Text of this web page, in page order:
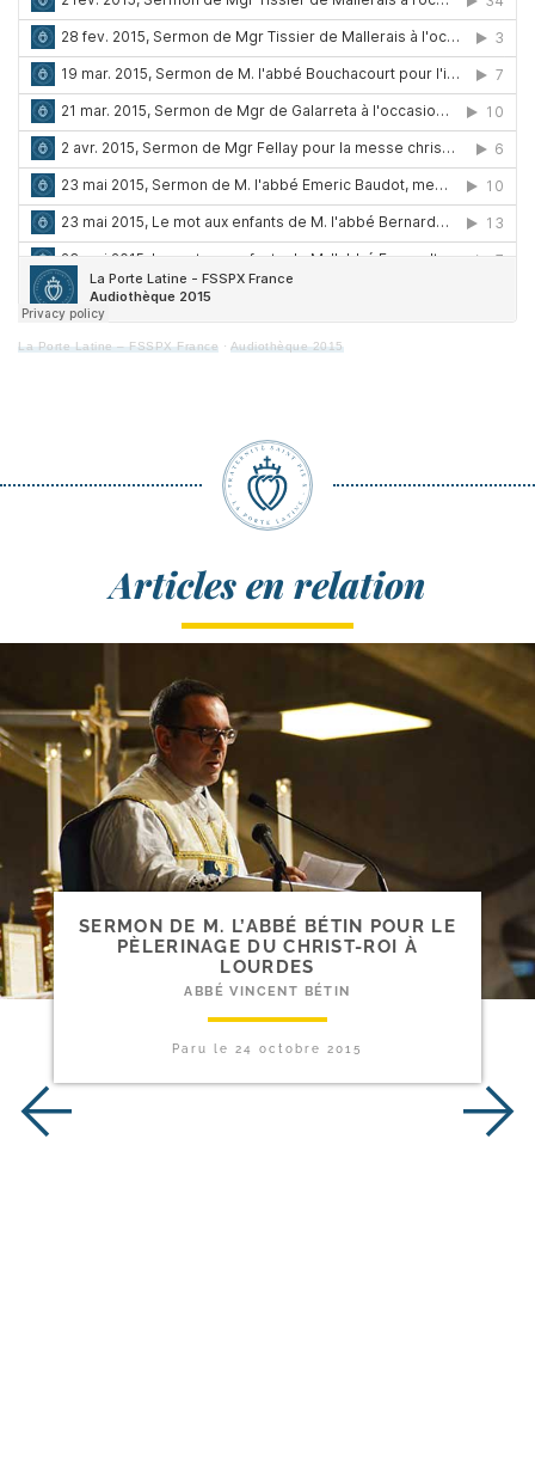
La Porte Latine – FSSPX France · Audiothèque 2015
Articles en relation
SERMON DE M. L’ABBÉ BÉTIN POUR LE
PÈLERINAGE DU CHRIST-​ROI À
LOURDES
ABBÉ VINCENT BÉTIN
Paru le24 octobre 2015